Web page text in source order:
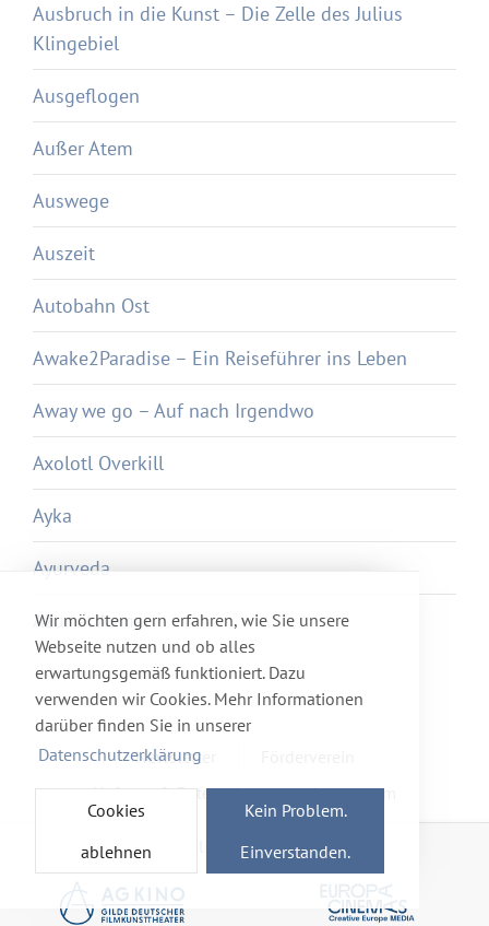
Wir möchten gern erfahren, wie Sie unsere
Webseite nutzen und ob alles
erwartungsgemäß funktioniert. Dazu
verwenden wir Cookies. Mehr Informationen
darüber finden Sie in unserer
Datenschutzerklärung
Cookies
ablehnen
Kein Problem.
Einverstanden.
Ausbruch in die Kunst – Die Zelle des Julius
Klingebiel
Ausgeflogen
Außer Atem
Auswege
Auszeit
Autobahn Ost
Awake2Paradise – Ein Reiseführer ins Leben
Away we go – Auf nach Irgendwo
Axolotl Overkill
Ayka
Ayurveda
Azur et Asmar
Newsletter
Haftung & Datenschutz
Impressum
Mitglied im Netzwerk